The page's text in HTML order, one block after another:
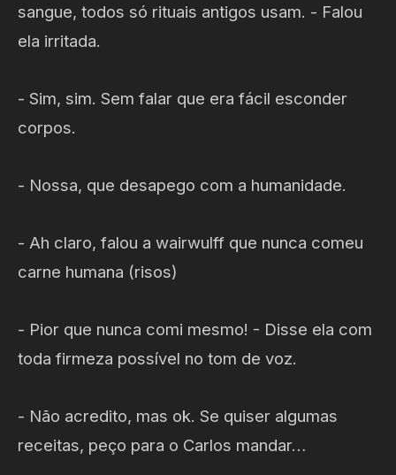
sangue, todos só rituais antigos usam. - Falou
ela irritada.
- Sim, sim. Sem falar que era fácil esconder
corpos.
- Nossa, que desapego com a humanidade.
- Ah claro, falou a wairwulff que nunca comeu
carne humana (risos)
- Pior que nunca comi mesmo! - Disse ela com
toda firmeza possível no tom de voz.
- Não acredito, mas ok. Se quiser algumas
receitas, peço para o Carlos mandar…